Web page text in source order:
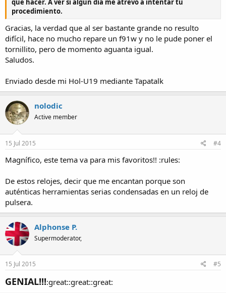
que hacer. A ver si algún día me atrevo a intentar tu
procedimiento.
Gracias, la verdad que al ser bastante grande no resulto
difícil, hace no mucho repare un f91w y no le pude poner el
tornillito, pero de momento aguanta igual.
Saludos.
Enviado desde mi Hol-U19 mediante Tapatalk
nolodic
Active member
15 Jul 2015 #4
Magnífico, este tema va para mis favoritos!! :rules:
De estos relojes, decir que me encantan porque son
auténticas herramientas serias condensadas en un reloj de
pulsera.
Alphonse P.
Supermoderator,
15 Jul 2015 #5
GENIAL!!!:great::great::great: